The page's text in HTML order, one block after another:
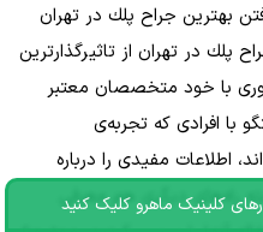
بهترين جراح پلك در تهران
پلك در تهران از تاثیرگذارترین
با خود متخصصان معتبر
با افرادی که تجربه‌ی
اطلاعات مفیدی را درباره
راه‌های دیگری هم معرفی
کلینیک ماهرو کلیک کنید